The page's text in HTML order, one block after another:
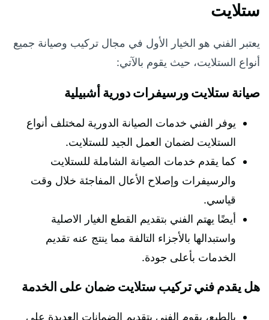
ستلايت
يعتبر الفني هو الخيار الأول في مجال تركيب وصيانة جميع
أنواع الستلايت، حيث يقوم بالآتي:
صيانة ستلايت ورسيفرات دورية أشبيلية
يوفر الفني خدمات الصيانة الدورية لمختلف أنواع
الستلايت لضمان العمل الجيد للستلايت.
كما يقدم خدمات الصيانة الشاملة للستلايت
والرسيفرات وإصلاح الأعال المفاجئة خلال وقت
قياسي.
أيضًا يهتم الفني بتقديم القطع الغيار الاصلية
واستبدالها بالأجزاء التالفة مما ينتج عنه تقديم
الخدمات بأعلى جودة.
هل يقدم فني تركيب ستلايت ضمان على الخدمة
بالطبع، يقوم الفني بتقديم الضمانات العديدة على